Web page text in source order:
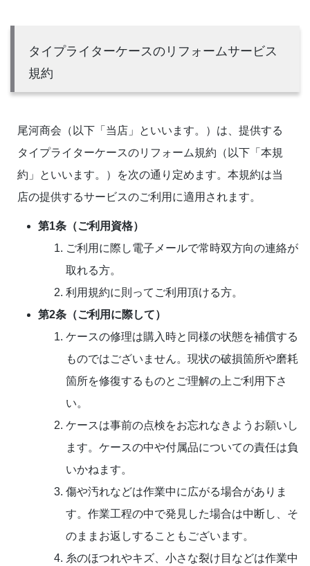
タイプライターケースのリフォームサービス
規約
尾河商会（以下「当店」といいます。）は、提供する
タイプライターケースのリフォーム規約（以下「本規
約」といいます。）を次の通り定めます。本規約は当
店の提供するサービスのご利用に適用されます。
第1条（ご利用資格）
ご利用に際し電子メールで常時双方向の連絡が
取れる方。
利用規約に則ってご利用頂ける方。
第2条（ご利用に際して）
ケースの修理は購入時と同様の状態を補償する
ものではございません。現状の破損箇所や磨耗
箇所を修復するものとご理解の上ご利用下さ
い。
ケースは事前の点検をお忘れなきようお願いし
ます。ケースの中や付属品についての責任は負
いかねます。
傷や汚れなどは作業中に広がる場合がありま
す。作業工程の中で発見した場合は中断し、そ
のままお返しすることもございます。
糸のほつれやキズ、小さな裂け目などは作業中